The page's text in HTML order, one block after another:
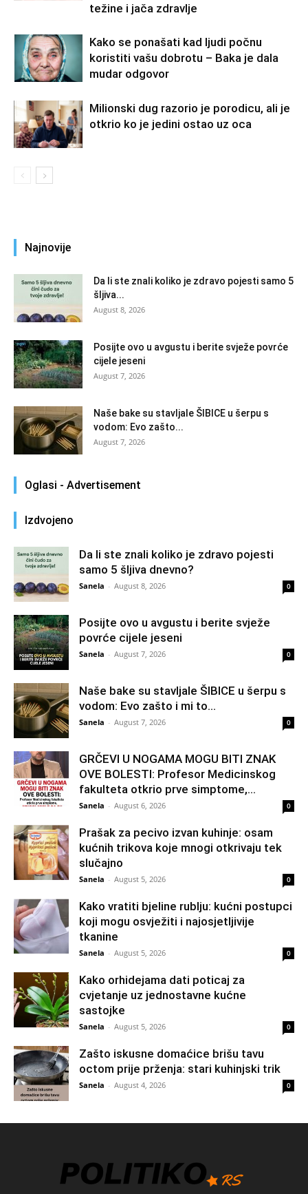
težine i jača zdravlje
Kako se ponašati kad ljudi počnu
koristiti vašu dobrotu – Baka je dala
mudar odgovor
Milionski dug razorio je porodicu, ali je
otkrio ko je jedini ostao uz oca
Najnovije
Da li ste znali koliko je zdravo pojesti samo 5
šljiva...
August 8, 2026
Posijte ovo u avgustu i berite svježe povrće
cijele jeseni
August 7, 2026
Naše bake su stavljale ŠIBICE u šerpu s
vodom: Evo zašto...
August 7, 2026
Oglasi - Advertisement
Izdvojeno
Da li ste znali koliko je zdravo pojesti
samo 5 šljiva dnevno?
Sanela - August 8, 2026 0
Posijte ovo u avgustu i berite svježe
povrće cijele jeseni
Sanela - August 7, 2026 0
Naše bake su stavljale ŠIBICE u šerpu s
vodom: Evo zašto i mi to...
Sanela - August 7, 2026 0
GRČEVI U NOGAMA MOGU BITI ZNAK
OVE BOLESTI: Profesor Medicinskog
fakulteta otkrio prve simptome,...
Sanela - August 6, 2026 0
Prašak za pecivo izvan kuhinje: osam
kućnih trikova koje mnogi otkrivaju tek
slučajno
Sanela - August 5, 2026 0
Kako vratiti bjeline rublju: kućni postupci
koji mogu osvježiti i najosjetljivije
tkanine
Sanela - August 5, 2026 0
Kako orhidejama dati poticaj za
cvjetanje uz jednostavne kućne
sastojke
Sanela - August 5, 2026 0
Zašto iskusne domaćice brišu tavu
octom prije prženja: stari kuhinjski trik
Sanela - August 4, 2026 0